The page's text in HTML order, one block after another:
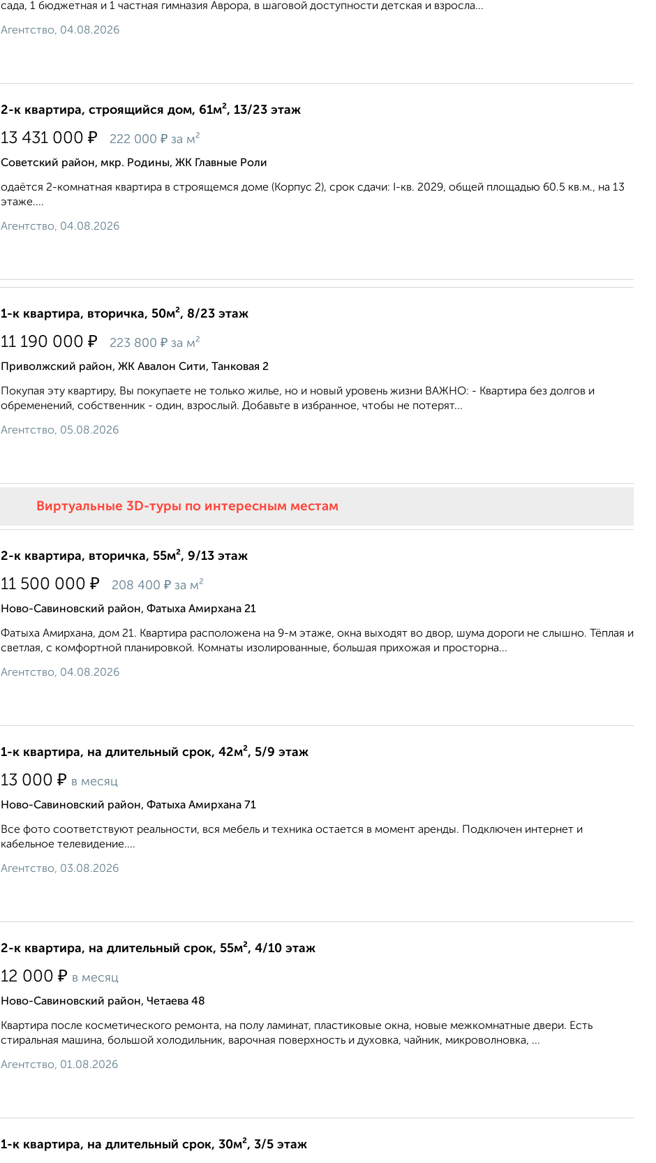
сада, 1 бюджетная и 1 частная гимназия Аврора, в шаговой доступности детская и взросла...
Агентство, 04.08.2026
2-к квартира, строящийся дом, 61м², 13/23 этаж
13 431 000 ₽ 222 000 ₽ за м²
Советский район, мкр. Родины, ЖК Главные Роли
одаётся 2-комнатная квартира в строящемся доме (Корпус 2), срок сдачи: I-кв. 2029, общей площадью 60.5 кв.м., на 13
этаже....
Агентство, 04.08.2026
1-к квартира, вторичка, 50м², 8/23 этаж
11 190 000 ₽ 223 800 ₽ за м²
Приволжский район, ЖК Авалон Сити, Танковая 2
Покупая эту квартиру, Вы покупаете не только жилье, но и новый уровень жизни ВАЖНО: - Квартира без долгов и
обременений, собственник - один, взрослый. Добавьте в избранное, чтобы не потерят...
Агентство, 05.08.2026
Виртуальные 3D-туры по интересным местам
2-к квартира, вторичка, 55м², 9/13 этаж
11 500 000 ₽ 208 400 ₽ за м²
Ново-Савиновский район, Фатыха Амирхана 21
Фатыха Амирхана, дом 21. Квартира расположена на 9-м этаже, окна выходят во двор, шума дороги не слышно. Тёплая и
светлая, с комфортной планировкой. Комнаты изолированные, большая прихожая и просторна...
Агентство, 04.08.2026
1-к квартира, на длительный срок, 42м², 5/9 этаж
13 000 ₽ в месяц
Ново-Савиновский район, Фатыха Амирхана 71
Все фото соответствуют реальности, вся мебель и техника остается в момент аренды. Подключен интернет и
кабельное телевидение....
Агентство, 03.08.2026
2-к квартира, на длительный срок, 55м², 4/10 этаж
12 000 ₽ в месяц
Ново-Савиновский район, Четаева 48
Квартира после косметического ремонта, на полу ламинат, пластиковые окна, новые межкомнатные двери. Есть
стиральная машина, большой холодильник, варочная поверхность и духовка, чайник, микроволновка, ...
Агентство, 01.08.2026
1-к квартира, на длительный срок, 30м², 3/5 этаж